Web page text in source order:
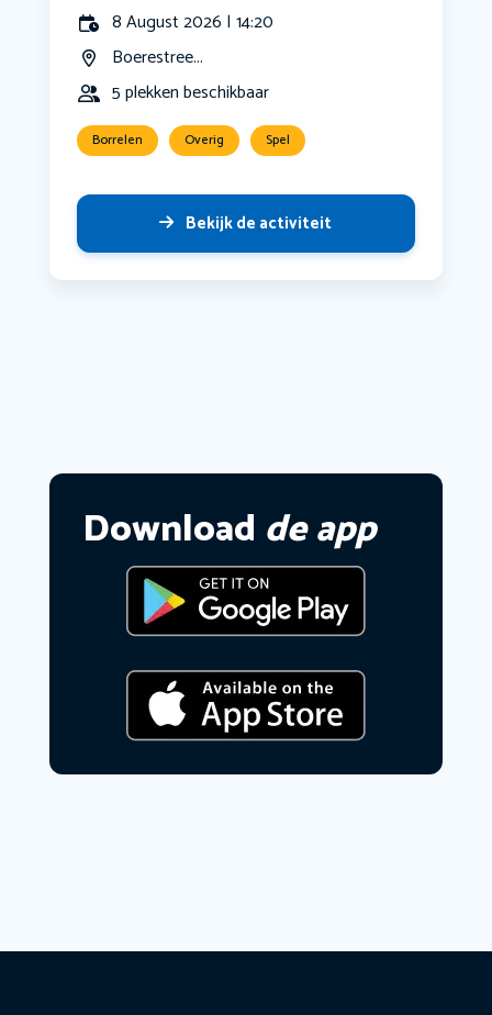
8 August 2026 | 14:20
Boerestree...
5 plekken beschikbaar
Borrelen Overig Spel
Bekijk de activiteit
Download de app